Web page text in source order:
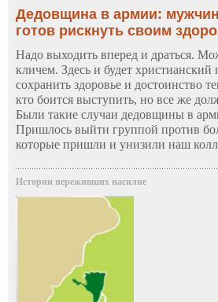
Дедовщина в армии:
готов рискнуть своим
Надо выходить вперед и драться.
кличем. Здесь и будет
сохранить здоровье и достоинство
кто боится выступить, но все же
Были такие случаи дедовщины в
Пришлось выйти группой против
которые пришли и унизили наш
Истории переживших насилие